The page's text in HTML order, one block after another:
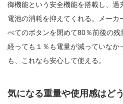
御機能という安全機能を搭載し、過
電池の消耗を抑えてくれる。メーカ
べてのボタンを閉めて80％前後の残
経っても１％も電量が減っていなか
も、これなら安心して使える。
気になる重量や使用感はど